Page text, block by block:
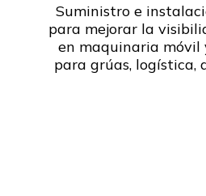
Suministro e
para mejorar la
en maquinaria móvil
para grúas, logística,